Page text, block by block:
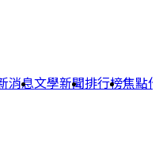
消息文學新聞排行榜焦點